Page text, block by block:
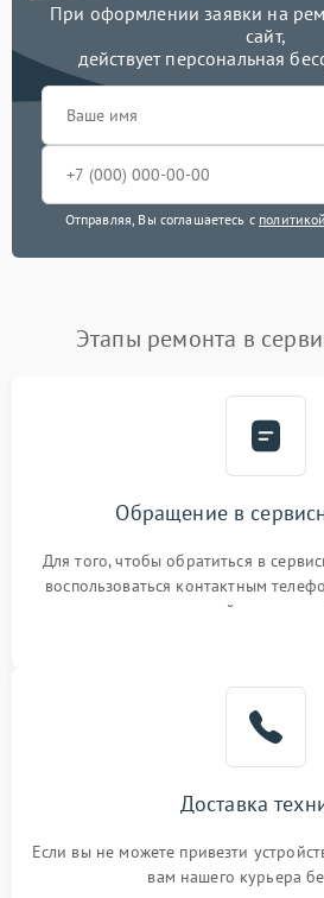
При оформлении заявки на
сайт,
действует персональная
Отправляя, Вы соглашаетесь с
Этапы ремонта в
Обращение в
Для того, чтобы обратиться в
воспользоваться контактным
или оставить свой номер
Доставка
Если вы не можете привезти
вам нашего курьера